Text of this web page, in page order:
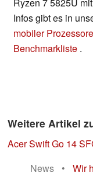
Ryzen 7 5825U
Infos gibt es in
mobiler
Benchmarkliste .
Weitere Artikel
Acer Swift Go 14
News
•
Wir